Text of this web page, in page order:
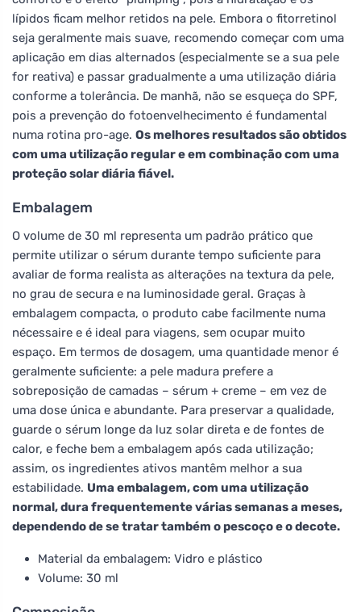
lípidos ficam melhor retidos na pele. Embora o fitorretinol
seja geralmente mais suave, recomendo começar com uma
aplicação em dias alternados (especialmente se a sua pele
for reativa) e passar gradualmente a uma utilização diária
conforme a tolerância. De manhã, não se esqueça do SPF,
pois a prevenção do fotoenvelhecimento é fundamental
numa rotina pro-age. Os melhores resultados são obtidos
com uma utilização regular e em combinação com uma
proteção solar diária fiável.
Embalagem
O volume de 30 ml representa um padrão prático que
permite utilizar o sérum durante tempo suficiente para
avaliar de forma realista as alterações na textura da pele,
no grau de secura e na luminosidade geral. Graças à
embalagem compacta, o produto cabe facilmente numa
nécessaire e é ideal para viagens, sem ocupar muito
espaço. Em termos de dosagem, uma quantidade menor é
geralmente suficiente: a pele madura prefere a
sobreposição de camadas – sérum + creme – em vez de
uma dose única e abundante. Para preservar a qualidade,
guarde o sérum longe da luz solar direta e de fontes de
calor, e feche bem a embalagem após cada utilização;
assim, os ingredientes ativos mantêm melhor a sua
estabilidade. Uma embalagem, com uma utilização
normal, dura frequentemente várias semanas a meses,
dependendo de se tratar também o pescoço e o decote.
Material da embalagem: Vidro e plástico
Volume: 30 ml